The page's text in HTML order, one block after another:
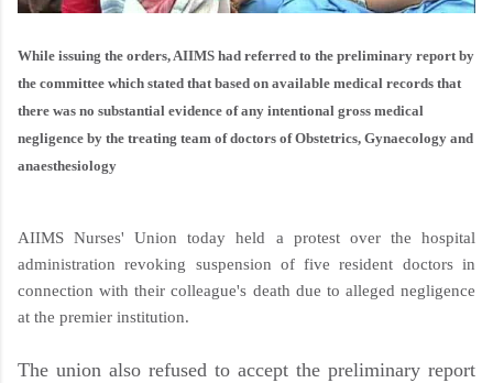
While issuing the orders, AIIMS had referred to the preliminary report by
the committee which stated that based on available medical records that
there was no substantial evidence of any intentional gross medical
negligence by the treating team of doctors of Obstetrics, Gynaecology and
anaesthesiology
AIIMS Nurses' Union today held a protest over the hospital
administration revoking suspension of five resident doctors in
connection with their colleague's death due to alleged negligence
at the premier institution.
The union also refused to accept the preliminary report